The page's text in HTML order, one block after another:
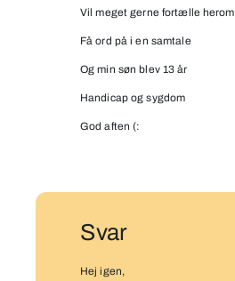
Vil meget gerne fortælle herom
Få ord på i en samtale
Og min søn blev 13 år
Handicap og sygdom
God aften (:
Svar
Hej igen,